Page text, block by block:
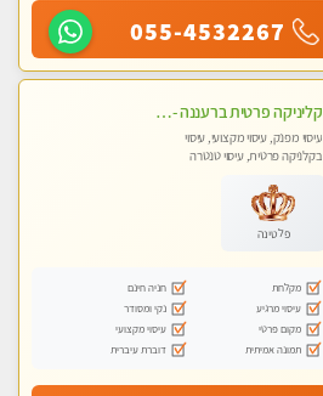
055-4532267
קליניקה פרטית ברעננה -מעסה איכותית לעיסוי מקצועי לכל שרירי הגוף...ללא מין !!
עיסוי מפנק, עיסוי מקצועי, עיסוי
בקלניקה פרטית, עיסוי טנטרה
פלטינה
מקלחת
חניה חינם
עיסוי מרגיע
נקי ומסודר
מקום פרטי
עיסוי מקצועי
תמונה אמיתית
דוברת עיברית